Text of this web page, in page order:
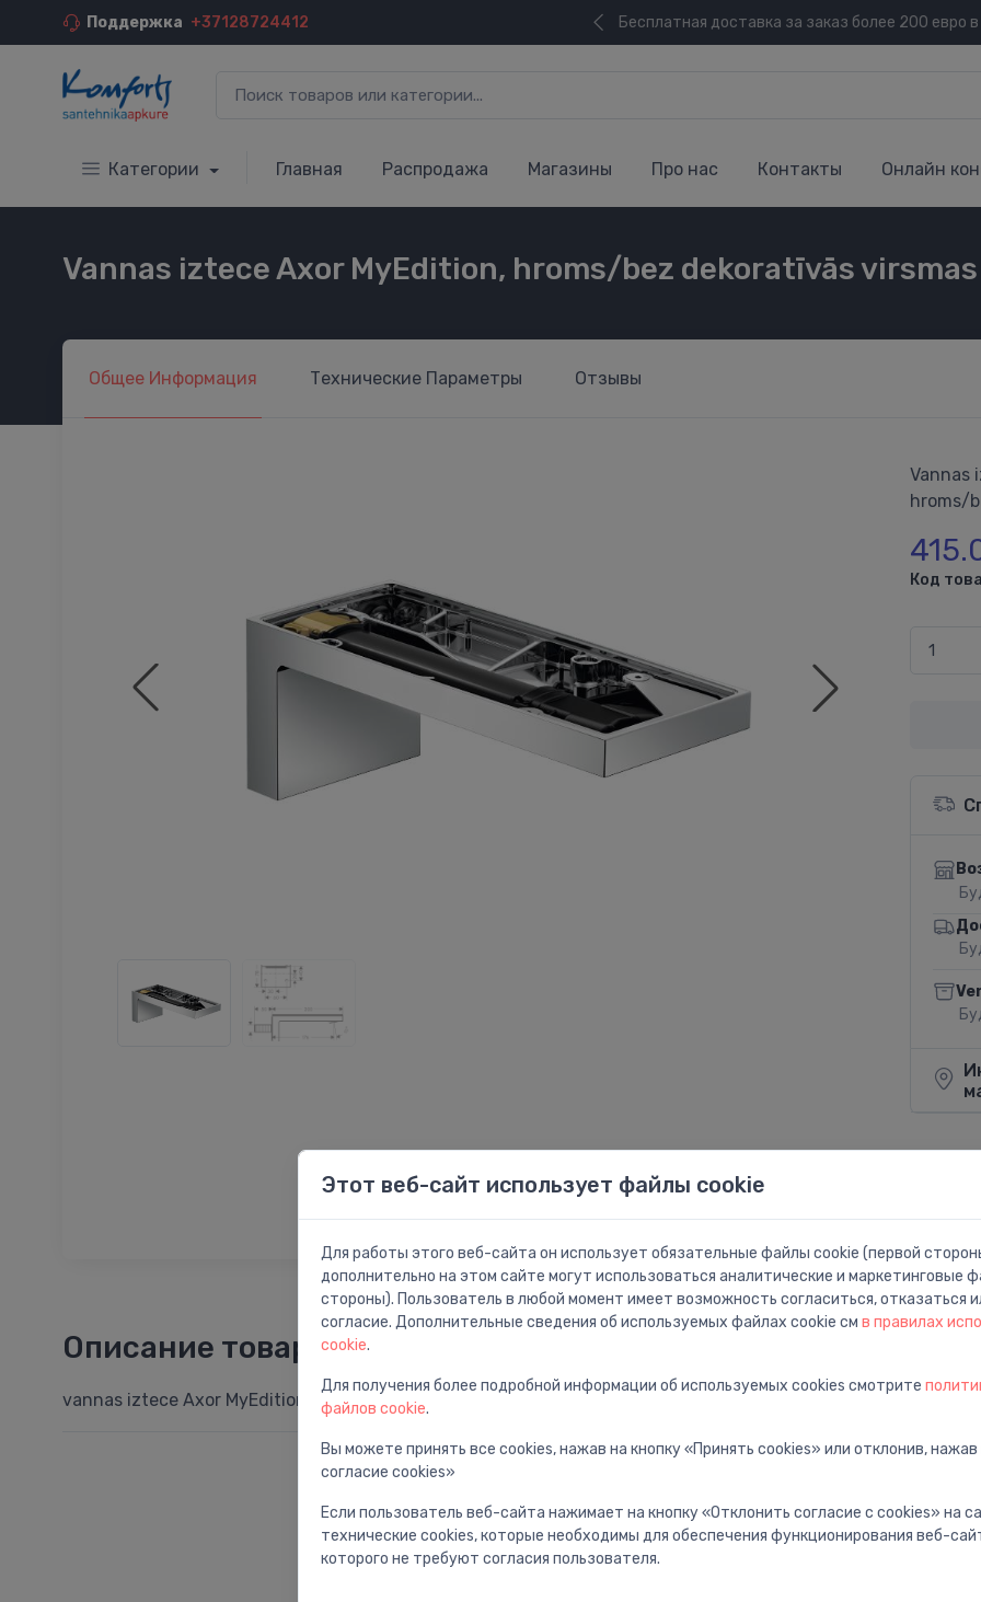
Поддержка +37128724412 Бесплатная доставка за заказ более 200 евро в
Категории Главная Распродажа Магазины Про нас Контакты Онлайн
Vannas iztece Axor MyEdition, hroms/bez dekoratīvās virsmas
Общее Информация Технические Параметры Отзывы
Vannas
hroms/
Код
Описание товара
vannas iztece Axor MyEdition, hroms/bez dekoratīvās virsmas
Вам также может понравиться
Этот веб-сайт использует файлы cookie
Для работы этого веб-сайта он использует обязательные файлы cookie (первой
дополнительно на этом сайте могут использоваться аналитические и маркетинговые
стороны). Пользователь в любой момент имеет возможность согласиться, отказаться
согласие. Дополнительные сведения об используемых файлах cookie см в правилах
cookie.
Для получения более подробной информации об используемых cookies смотрите
файлов cookie.
Вы можете принять все cookies, нажав на кнопку «Принять cookies» или отклонив,
согласие cookies»
Если пользователь веб-сайта нажимает на кнопку «Отклонить согласие с cookies» на
технические cookies, которые необходимы для обеспечения функционирования веб-
которого не требуют согласия пользователя.